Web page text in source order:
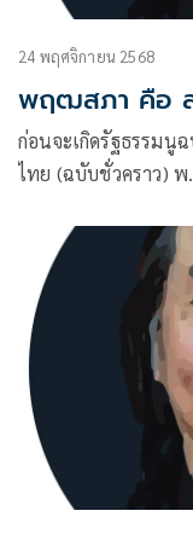
24 พฤศจิกายน 2568
พฤฒสภา คือ
ก่อนจะเกิดรัฐธรรมนู
ไทย (ฉบับชั่วคราว) พ.ศ. 2490 เรามีรัฐธ